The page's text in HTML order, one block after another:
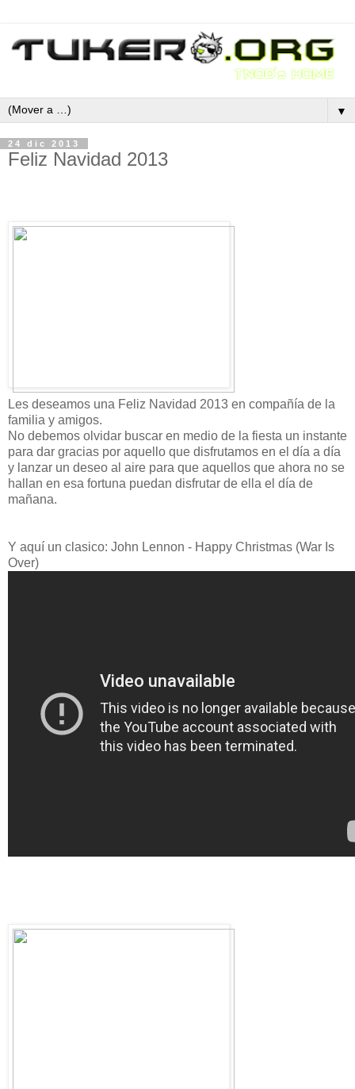
▼
24 dic 2013
Feliz Navidad 2013
Les deseamos una Feliz Navidad 2013 en compañía de la
familia y amigos.
No debemos olvidar buscar en medio de la fiesta un instante
para dar gracias por aquello que disfrutamos en el día a día
y lanzar un deseo al aire para que aquellos que ahora no se
hallan en esa fortuna puedan disfrutar de ella el día de
mañana.
Y aquí un clasico: John Lennon - Happy Christmas (War Is
Over)